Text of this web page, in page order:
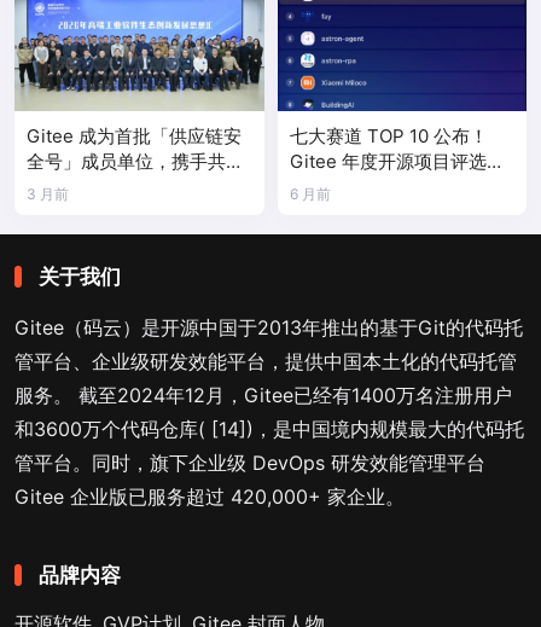
Gitee 成为首批「供应链安
全号」成员单位，携手共建
国产工业软件生态
3 月前
七大赛道 TOP 10 公布！
Gitee 年度开源项目评选结
果正式揭晓
6 月前
关于我们
Gitee（码云）是开源中国于2013年推出的基于Git的代码托
管平台、企业级研发效能平台，提供中国本土化的代码托管
服务。 截至2024年12月，Gitee已经有1400万名注册用户
和3600万个代码仓库( [14])，是中国境内规模最大的代码托
管平台。同时，旗下企业级 DevOps 研发效能管理平台
Gitee 企业版已服务超过 420,000+ 家企业。
品牌内容